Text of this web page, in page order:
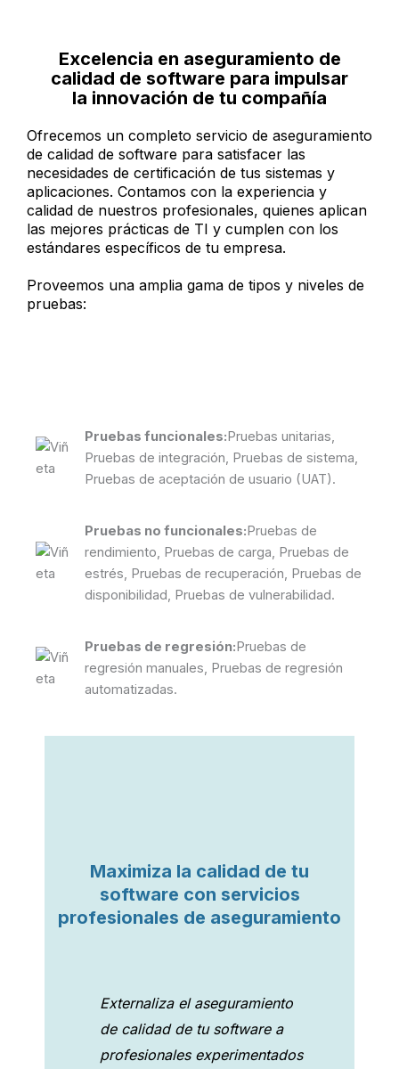
Excelencia en aseguramiento de
calidad de software para impulsar
la innovación de tu compañía
Ofrecemos un completo servicio de aseguramiento
de calidad de software para satisfacer las
necesidades de certificación de tus sistemas y
aplicaciones. Contamos con la experiencia y
calidad de nuestros profesionales, quienes aplican
las mejores prácticas de TI y cumplen con los
estándares específicos de tu empresa.
Proveemos una amplia gama de tipos y niveles de
pruebas:
Pruebas funcionales:Pruebas unitarias,
Pruebas de integración, Pruebas de sistema,
Pruebas de aceptación de usuario (UAT).
Pruebas no funcionales:Pruebas de
rendimiento, Pruebas de carga, Pruebas de
estrés, Pruebas de recuperación, Pruebas de
disponibilidad, Pruebas de vulnerabilidad.
Pruebas de regresión:Pruebas de
regresión manuales, Pruebas de regresión
automatizadas.
Maximiza la calidad de tu
software con servicios
profesionales de aseguramiento
Externaliza el aseguramiento
de calidad de tu software a
profesionales experimentados